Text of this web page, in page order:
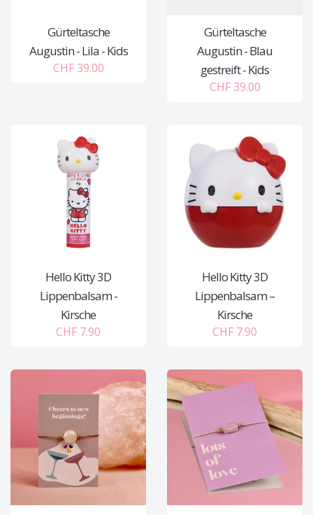
Gürteltasche
Augustin - Lila - Kids
CHF 39.00
Gürteltasche
Augustin - Blau
gestreift - Kids
CHF 39.00
Hello Kitty 3D
Lippenbalsam -
Kirsche
CHF 7.90
Hello Kitty 3D
Lippenbalsam –
Kirsche
CHF 7.90